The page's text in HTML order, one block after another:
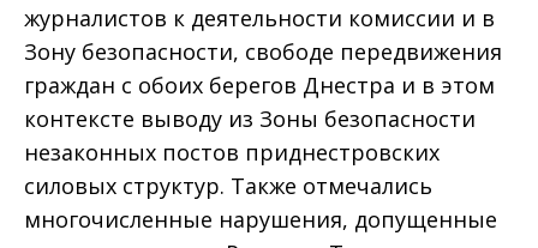
журналистов к деятельности комиссии и в
Зону безопасности, свободе передвижения
граждан с обоих берегов Днестра и в этом
контексте выводу из Зоны безопасности
незаконных постов приднестровских
силовых структур. Также отмечались
многочисленные нарушения, допущенные